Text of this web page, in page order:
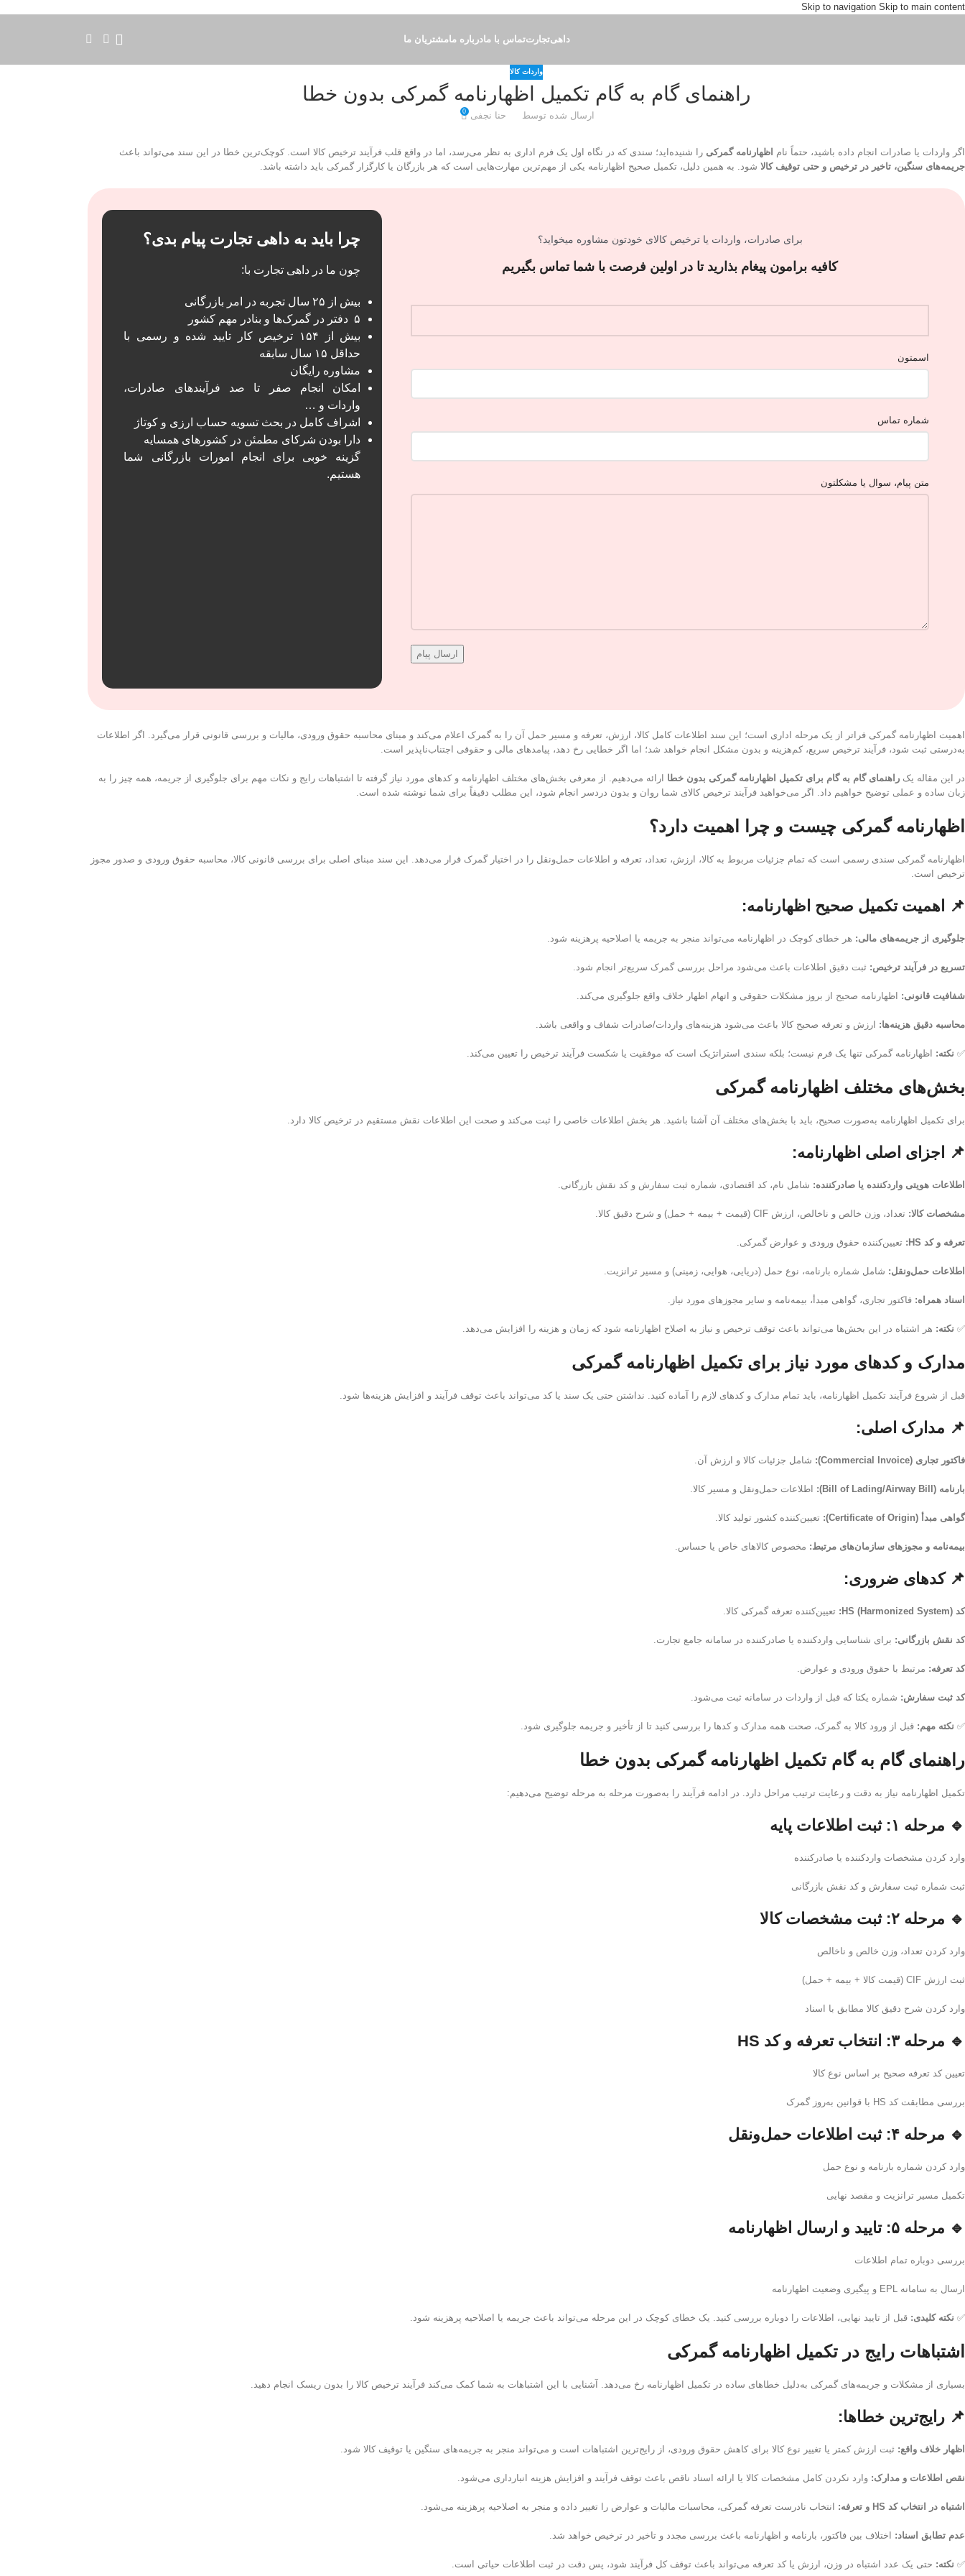
Skip to navigation Skip to main content
داهی‌تجارتتماس با مادرباره مامشتریان ما
واردات کالا
راهنمای گام به گام تکمیل اظهارنامه گمرکی بدون خطا
ارسال شده توسط حنا نجفی 0
اگر واردات یا صادرات انجام داده باشید، حتماً نام اظهارنامه گمرکی را شنیده‌اید؛ سندی که در نگاه اول یک فرم اداری به نظر می‌رسد، اما در واقع قلب فرآیند ترخیص کالا است. کوچک‌ترین خطا در این سند می‌تواند باعث
جریمه‌های سنگین، تاخیر در ترخیص و حتی توقیف کالا شود. به همین دلیل، تکمیل صحیح اظهارنامه یکی از مهم‌ترین مهارت‌هایی است که هر بازرگان یا کارگزار گمرکی باید داشته باشد.
برای صادرات، واردات یا ترخیص کالای خودتون مشاوره میخواید؟
کافیه برامون پیغام بذارید تا در اولین فرصت با شما تماس بگیریم
اسمتون
شماره تماس
متن پیام، سوال یا مشکلتون
چرا باید به داهی تجارت پیام بدی؟
چون ما در داهی تجارت با:
بیش از ۲۵ سال تجربه در امر بازرگانی
۵ دفتر در گمرک‌ها و بنادر مهم کشور
بیش از ۱۵۴ ترخیص کار تایید شده و رسمی با
حداقل ۱۵ سال سابقه
مشاوره رایگان
امکان انجام صفر تا صد فرآیند‌های صادرات،
واردات و …
اشراف کامل در بحث تسویه حساب ارزی و کوتاژ
دارا بودن شرکای مطمئن در کشور‌های همسایه
گزینه خوبی برای انجام امورات بازرگانی شما
هستیم.
اهمیت اظهارنامه گمرکی فراتر از یک مرحله اداری است؛ این سند اطلاعات کامل کالا، ارزش، تعرفه و مسیر حمل آن را به گمرک اعلام می‌کند و مبنای محاسبه حقوق ورودی، مالیات و بررسی قانونی قرار می‌گیرد. اگر اطلاعات
به‌درستی ثبت شود، فرآیند ترخیص سریع، کم‌هزینه و بدون مشکل انجام خواهد شد؛ اما اگر خطایی رخ دهد، پیامدهای مالی و حقوقی اجتناب‌ناپذیر است.
در این مقاله یک راهنمای گام به گام برای تکمیل اظهارنامه گمرکی بدون خطا ارائه می‌دهیم. از معرفی بخش‌های مختلف اظهارنامه و کدهای مورد نیاز گرفته تا اشتباهات رایج و نکات مهم برای جلوگیری از جریمه، همه چیز را به
زبان ساده و عملی توضیح خواهیم داد. اگر می‌خواهید فرآیند ترخیص کالای شما روان و بدون دردسر انجام شود، این مطلب دقیقاً برای شما نوشته شده است.
اظهارنامه گمرکی چیست و چرا اهمیت دارد؟
اظهارنامه گمرکی سندی رسمی است که تمام جزئیات مربوط به کالا، ارزش، تعداد، تعرفه و اطلاعات حمل‌ونقل را در اختیار گمرک قرار می‌دهد. این سند مبنای اصلی برای بررسی قانونی کالا، محاسبه حقوق ورودی و صدور مجوز
ترخیص است.
📌 اهمیت تکمیل صحیح اظهارنامه:
جلوگیری از جریمه‌های مالی: هر خطای کوچک در اظهارنامه می‌تواند منجر به جریمه یا اصلاحیه پرهزینه شود.
تسریع در فرآیند ترخیص: ثبت دقیق اطلاعات باعث می‌شود مراحل بررسی گمرک سریع‌تر انجام شود.
شفافیت قانونی: اظهارنامه صحیح از بروز مشکلات حقوقی و اتهام اظهار خلاف واقع جلوگیری می‌کند.
محاسبه دقیق هزینه‌ها: ارزش و تعرفه صحیح کالا باعث می‌شود هزینه‌های واردات/صادرات شفاف و واقعی باشد.
✅ نکته: اظهارنامه گمرکی تنها یک فرم نیست؛ بلکه سندی استراتژیک است که موفقیت یا شکست فرآیند ترخیص را تعیین می‌کند.
بخش‌های مختلف اظهارنامه گمرکی
برای تکمیل اظهارنامه به‌صورت صحیح، باید با بخش‌های مختلف آن آشنا باشید. هر بخش اطلاعات خاصی را ثبت می‌کند و صحت این اطلاعات نقش مستقیم در ترخیص کالا دارد.
📌 اجزای اصلی اظهارنامه:
اطلاعات هویتی واردکننده یا صادرکننده: شامل نام، کد اقتصادی، شماره ثبت سفارش و کد نقش بازرگانی.
مشخصات کالا: تعداد، وزن خالص و ناخالص، ارزش CIF (قیمت + بیمه + حمل) و شرح دقیق کالا.
تعرفه و کد HS: تعیین‌کننده حقوق ورودی و عوارض گمرکی.
اطلاعات حمل‌ونقل: شامل شماره بارنامه، نوع حمل (دریایی، هوایی، زمینی) و مسیر ترانزیت.
اسناد همراه: فاکتور تجاری، گواهی مبدأ، بیمه‌نامه و سایر مجوزهای مورد نیاز.
✅ نکته: هر اشتباه در این بخش‌ها می‌تواند باعث توقف ترخیص و نیاز به اصلاح اظهارنامه شود که زمان و هزینه را افزایش می‌دهد.
مدارک و کدهای مورد نیاز برای تکمیل اظهارنامه گمرکی
قبل از شروع فرآیند تکمیل اظهارنامه، باید تمام مدارک و کدهای لازم را آماده کنید. نداشتن حتی یک سند یا کد می‌تواند باعث توقف فرآیند و افزایش هزینه‌ها شود.
📌 مدارک اصلی:
فاکتور تجاری (Commercial Invoice): شامل جزئیات کالا و ارزش آن.
بارنامه (Bill of Lading/Airway Bill): اطلاعات حمل‌ونقل و مسیر کالا.
گواهی مبدأ (Certificate of Origin): تعیین‌کننده کشور تولید کالا.
بیمه‌نامه و مجوزهای سازمان‌های مرتبط: مخصوص کالاهای خاص یا حساس.
📌 کدهای ضروری:
کد HS (Harmonized System): تعیین‌کننده تعرفه گمرکی کالا.
کد نقش بازرگانی: برای شناسایی واردکننده یا صادرکننده در سامانه جامع تجارت.
کد تعرفه: مرتبط با حقوق ورودی و عوارض.
کد ثبت سفارش: شماره یکتا که قبل از واردات در سامانه ثبت می‌شود.
✅ نکته مهم: قبل از ورود کالا به گمرک، صحت همه مدارک و کدها را بررسی کنید تا از تأخیر و جریمه جلوگیری شود.
راهنمای گام به گام تکمیل اظهارنامه گمرکی بدون خطا
تکمیل اظهارنامه نیاز به دقت و رعایت ترتیب مراحل دارد. در ادامه فرآیند را به‌صورت مرحله به مرحله توضیح می‌دهیم:
🔹 مرحله ۱: ثبت اطلاعات پایه
وارد کردن مشخصات واردکننده یا صادرکننده
ثبت شماره ثبت سفارش و کد نقش بازرگانی
🔹 مرحله ۲: ثبت مشخصات کالا
وارد کردن تعداد، وزن خالص و ناخالص
ثبت ارزش CIF (قیمت کالا + بیمه + حمل)
وارد کردن شرح دقیق کالا مطابق با اسناد
🔹 مرحله ۳: انتخاب تعرفه و کد HS
تعیین کد تعرفه صحیح بر اساس نوع کالا
بررسی مطابقت کد HS با قوانین به‌روز گمرک
🔹 مرحله ۴: ثبت اطلاعات حمل‌ونقل
وارد کردن شماره بارنامه و نوع حمل
تکمیل مسیر ترانزیت و مقصد نهایی
🔹 مرحله ۵: تایید و ارسال اظهارنامه
بررسی دوباره تمام اطلاعات
ارسال به سامانه EPL و پیگیری وضعیت اظهارنامه
✅ نکته کلیدی: قبل از تایید نهایی، اطلاعات را دوباره بررسی کنید. یک خطای کوچک در این مرحله می‌تواند باعث جریمه یا اصلاحیه پرهزینه شود.
اشتباهات رایج در تکمیل اظهارنامه گمرکی
بسیاری از مشکلات و جریمه‌های گمرکی به‌دلیل خطاهای ساده در تکمیل اظهارنامه رخ می‌دهد. آشنایی با این اشتباهات به شما کمک می‌کند فرآیند ترخیص کالا را بدون ریسک انجام دهید.
📌 رایج‌ترین خطاها:
اظهار خلاف واقع: ثبت ارزش کمتر یا تغییر نوع کالا برای کاهش حقوق ورودی، از رایج‌ترین اشتباهات است و می‌تواند منجر به جریمه‌های سنگین یا توقیف کالا شود.
نقص اطلاعات و مدارک: وارد نکردن کامل مشخصات کالا یا ارائه اسناد ناقص باعث توقف فرآیند و افزایش هزینه انبارداری می‌شود.
اشتباه در انتخاب کد HS و تعرفه: انتخاب نادرست تعرفه گمرکی، محاسبات مالیات و عوارض را تغییر داده و منجر به اصلاحیه پرهزینه می‌شود.
عدم تطابق اسناد: اختلاف بین فاکتور، بارنامه و اظهارنامه باعث بررسی مجدد و تاخیر در ترخیص خواهد شد.
✅ نکته: حتی یک عدد اشتباه در وزن، ارزش یا کد تعرفه می‌تواند باعث توقف کل فرآیند شود، پس دقت در ثبت اطلاعات حیاتی است.